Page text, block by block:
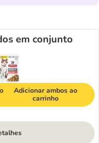
em conjunto
Adicionar ambos ao
carrinho